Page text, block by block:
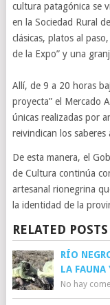
cultura patagónica se
en la Sociedad Rural
clásicas, platos al
de la Expo” y una
Allí, de 9 a 20 horas
proyecta” el Mercado
únicas realizadas por
reivindican los saberes
De esta manera, el
de Cultura continúa
artesanal rionegrina
la identidad de la
RELATED POSTS
RÍO
LA FAUNA
No hay